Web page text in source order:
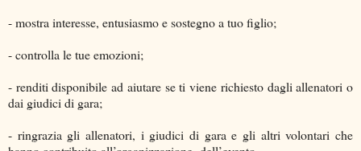
- mostra interesse, entusiasmo e sostegno a tuo figlio;
- controlla le tue emozioni;
- renditi disponibile ad aiutare se ti viene richiesto dagli allenatori o
dai giudici di gara;
- ringrazia gli allenatori, i giudici di gara e gli altri volontari che